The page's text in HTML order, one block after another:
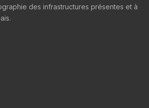
des infrastructures présentes et à